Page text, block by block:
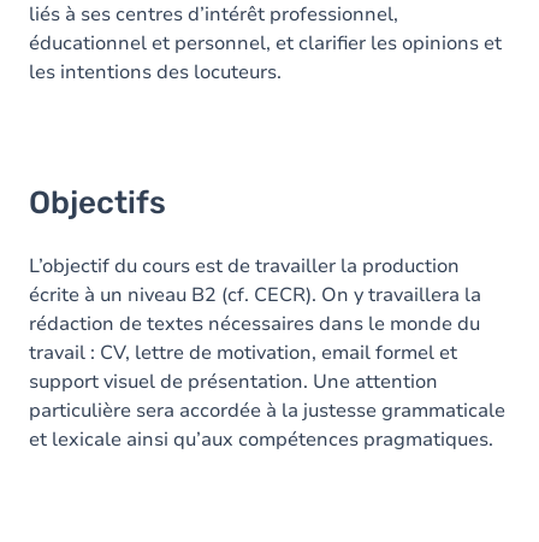
liés à ses centres d’intérêt professionnel,
éducationnel et personnel, et clarifier les opinions et
les intentions des locuteurs.
Objectifs
L’objectif du cours est de travailler la production
écrite à un niveau B2 (cf. CECR). On y travaillera la
rédaction de textes nécessaires dans le monde du
travail : CV, lettre de motivation, email formel et
support visuel de présentation. Une attention
particulière sera accordée à la justesse grammaticale
et lexicale ainsi qu’aux compétences pragmatiques.